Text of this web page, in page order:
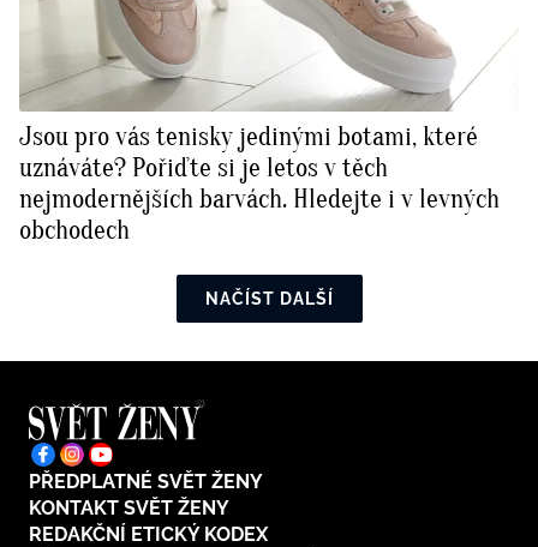
Jsou pro vás tenisky jedinými botami, které
uznáváte? Pořiďte si je letos v těch
nejmodernějších barvách. Hledejte i v levných
obchodech
NAČÍST DALŠÍ
PŘEDPLATNÉ SVĚT ŽENY
KONTAKT SVĚT ŽENY
REDAKČNÍ ETICKÝ KODEX